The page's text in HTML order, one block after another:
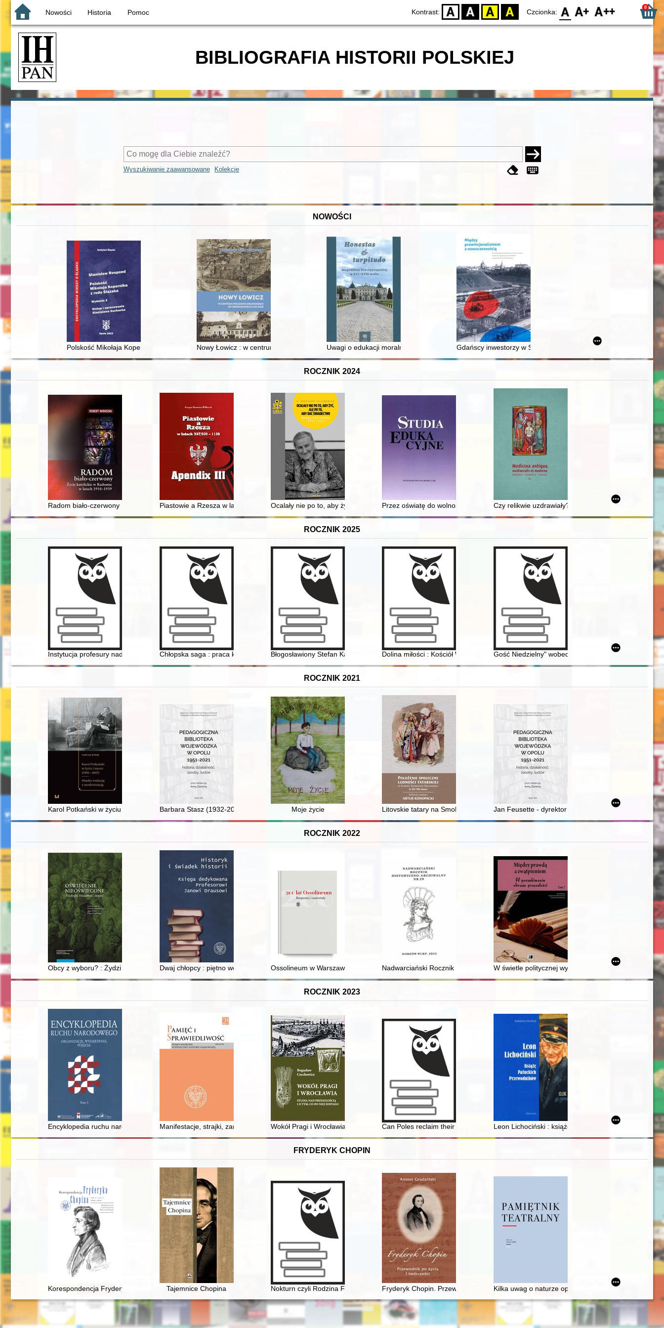
Nowości Historia Pomoc Kontrast: D BW YB BY Czcionka: F0 F1 F2 0
BIBLIOGRAFIA HISTORII POLSKIEJ
Wyszukiwanie zaawansowane Kolekcje
NOWOŚCI
Polskość Mikołaja Kopernika z rodu ŚlązakaNowy Łowicz : w centrum poligonu drawskiego od średniowiecza do dziśUwagi o edukacji moralnej synów szlacheckich w XVI-wiecznej Rzeczypospolitej
Gdańscy inwestorzy w Sopocie : prestiż finansowy i towarzyski
ROCZNIK 2024
Radom biało-czerwony : życie katolickie w Radomiu w latach 1918-1939
Piastowie a Rzesza w latach 937/939-1138Ocalały nie po to, aby żyć, ale po to, aby dać świadectwo : Wanda Półtawska 1921-2023
Przez oświatę do wolności : inicjatywy oświatowo-kulturalne Towarzystwa Polskiego
Czy relikwie uzdrawiały? : zarys problematyki
ROCZNIK 2025
Instytucja profesury nadzwyczajnej w polskim państwowym szkolnictwie akademickim w latach 1920-1939
Chłopska saga : praca konkursowa na pamiętniki rolników 1990 rok
Błogosławiony Stefan Kardynał WyszyńskiDolina miłości : Kościół Wniebowzięcia Najświętszej Maryi Panny i św. Maternusa oraz
Gość Niedzielny" wobec systemów totalitarnych w
ROCZNIK 2021
Karol Potkański w życiu i nauce (1861-1907) : między tradycją a modernizacją
Barbara Stasz (1932-2013) - dyrektor Pedagogicznej Biblioteki Wojewódzkiej w Opolu w latach 1970-1992
Moje życie Litovskie tatary na Smolenŝine (XV-XVII vv.)Jan Feusette - dyrektor pedagogicznej biblioteki
ROCZNIK 2022
Obcy z wyboru? : Żydzi i Cyganie w wypowiedziach pisarzy późnego oświecenia
Dwaj chłopcy : piętno wojny : piętno zagłady : nigdy więcej?Ossolineum w Warszawie : kontakty "Biblioteki Warszawskiej" z Zakładem Narodowym im. Ossolińskich we Lwowie
Nadwarciański Rocznik Historyczno-Archiwalny. Nr 29 (2022)
W świetle politycznej wyobraźni : obraz
ROCZNIK 2023
Encyklopedia ruchu narodowego : organizacje, wydarzenia, pojęcia. T. 3Manifestacje, strajki, zamieszki : wystąpienia masowe o charakterze politycznym w Warszawie w 1922
Wokół Pragi i Wrocławia : studia nad przeszłością i o tym, co po niej zostało
Can Poles reclaim their independenceLeon Lichociński : książę pałuckich przewodników
FRYDERYK CHOPIN
Korespondencja Fryderyka Chopina. T. 3 cz. 3,Tajemnice Chopina Nokturn czyli Rodzina Fryderyka Chopina i Warszawa w latach 1832-1881. T. 3
Fryderyk Chopin. Przewodnik po życiu i twórczościKilka uwag o naturze opery, czyli dlaczego Fryderyk